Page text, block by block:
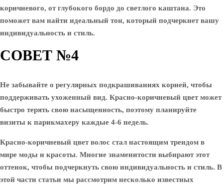
коричневого, от глубокого бордо до светлого каштана. Это
поможет вам найти идеальный тон, который подчеркнет вашу
индивидуальность и стиль.
СОВЕТ №4
Не забывайте о регулярных подкрашиваниях корней, чтобы
поддерживать ухоженный вид. Красно-коричневый цвет может
быстро терять свою насыщенность, поэтому планируйте
визиты к парикмахеру каждые 4-6 недель.
Красно-коричневый цвет волос стал настоящим трендом в
мире моды и красоты. Многие знаменитости выбирают этот
оттенок, чтобы подчеркнуть свою индивидуальность и стиль. В
этой части статьи мы рассмотрим несколько известных